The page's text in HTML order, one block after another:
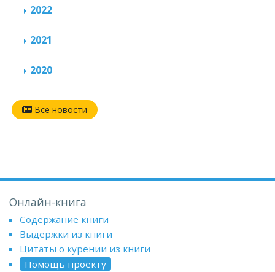
2022
2021
2020
Все новости
Онлайн-книга
Содержание книги
Выдержки из книги
Цитаты о курении из книги
Помощь проекту